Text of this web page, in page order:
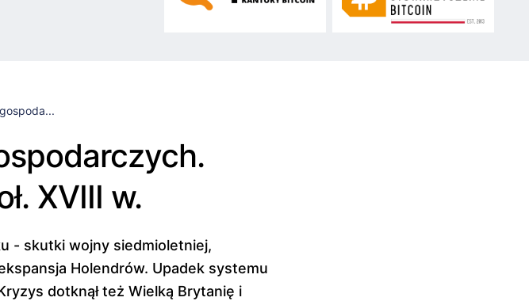
XVIII w.
- skutki wojny siedmioletniej,
Holendrów. Upadek systemu
dotknął też Wielką Brytanię i